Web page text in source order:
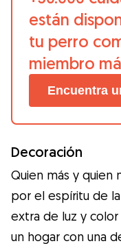
están
tu perro
miembro
Encuentra
Decoración
Quien más y quien
por el espíritu de
extra de luz y color
un hogar con una